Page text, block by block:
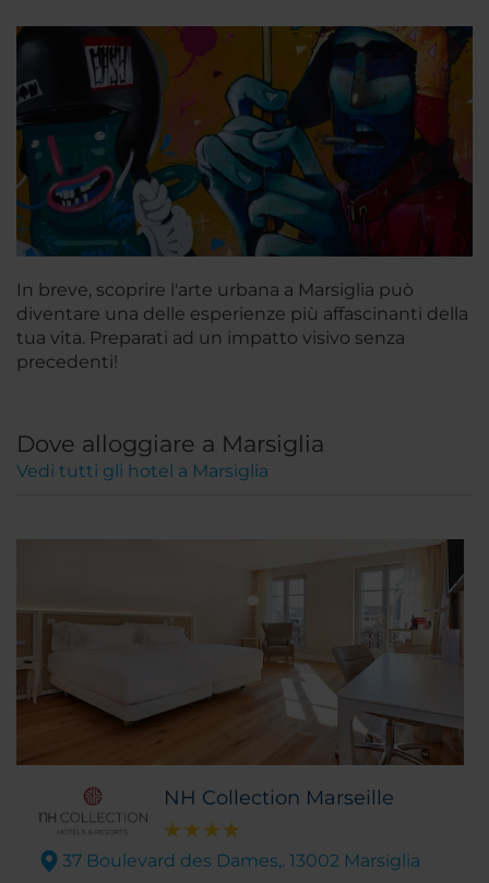
In breve, scoprire l'arte urbana a Marsiglia può
diventare una delle esperienze più affascinanti della
tua vita. Preparati ad un impatto visivo senza
precedenti!
Dove alloggiare a Marsiglia
Vedi tutti gli hotel a Marsiglia
NH Collection Marseille
37 Boulevard des Dames,. 13002 Marsiglia